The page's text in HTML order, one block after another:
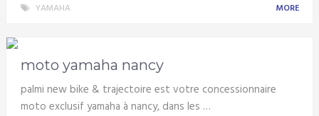
YAMAHA MORE
moto yamaha nancy
palmi new bike & trajectoire est votre concessionnaire
moto exclusif yamaha à nancy, dans les …